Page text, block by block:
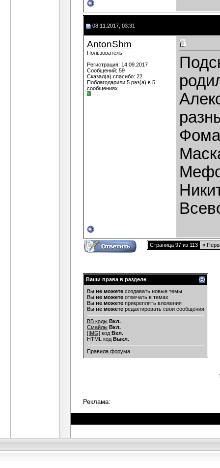
08.11.2017, 03:31
AntonShm
Пользователь
Регистрация: 14.09.2017
Сообщений: 59
Сказал(а) спасибо: 22
Поблагодарили 5 раз(а) в 5
сообщениях
Страница 97 из 113 «
Ваши права в разделе
Вы не можете создавать новые темы
Вы не можете отвечать в темах
Вы не можете прикреплять вложения
Вы не можете редактировать свои сообщения
BB коды Вкл.
Смайлы Вкл.
[IMG] код Вкл.
HTML код Выкл.
Правила форума
Реклама: